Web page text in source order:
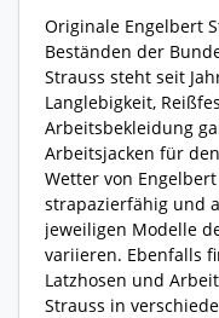
Originale Engelbert
Beständen der
Strauss steht seit
Langlebigkeit,
Arbeitsbekleidung
Arbeitsjacken für
Wetter von
strapazierfähig und
jeweiligen Modelle
variieren. Ebenfalls
Latzhosen und
Strauss in